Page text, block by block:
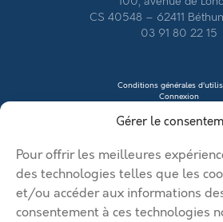
Gérer le
Pour offrir les meilleures
des technologies telles que les
et/ou accéder aux informations
consentement à ces technologies
CS 40548 – 62411
03 91 80 22 15
Conditions générales
Connexion
Créer mon profil
Mentions légales
Modifier mon annonce
Mon compte
Nous contacter
RGPD